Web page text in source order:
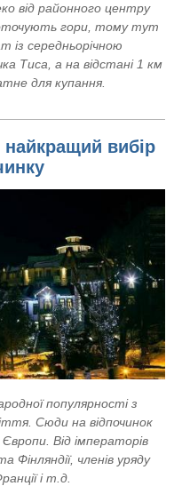
від районного центру
гори, тому тут
із середньорічною
Тиса, а на відстані 1 км
для купання.
найкращий вибір
популярності з
Сюди на відпочинок
Від імператорів
Фінляндії, членів уряду
і т.д.